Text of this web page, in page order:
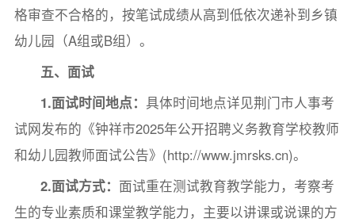
格审查不合格的，按笔试成绩从高到低依次递补到乡镇
幼儿园（A组或B组）。
五、面试
1.面试时间地点： 具体时间地点详见荆门市人事考
试网发布的《钟祥市2025年公开招聘义务教育学校教师
和幼儿园教师面试公告》(http://www.jmrsks.cn)。
2.面试方式： 面试重在测试教育教学能力，考察考
生的专业素质和课堂教学能力，主要以讲课或说课的方